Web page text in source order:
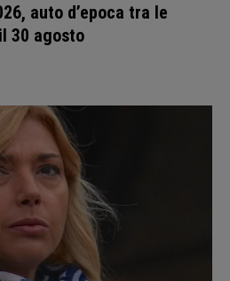
auto d’epoca tra le
30 agosto